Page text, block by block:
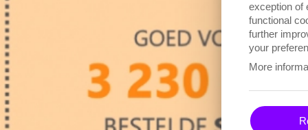
exception of
functional
further
your
More